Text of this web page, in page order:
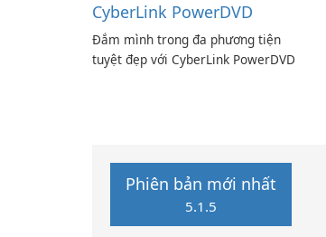
CyberLink PowerDVD
Đắm mình trong đa phương tiện
tuyệt đẹp với CyberLink PowerDVD
Phiên bản mới nhất
5.1.5